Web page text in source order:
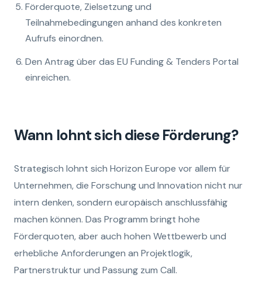
Förderquote, Zielsetzung und
Teilnahmebedingungen anhand des konkreten
Aufrufs einordnen.
Den Antrag über das EU Funding & Tenders Portal
einreichen.
Wann lohnt sich diese Förderung?
Strategisch lohnt sich Horizon Europe vor allem für
Unternehmen, die Forschung und Innovation nicht nur
intern denken, sondern europäisch anschlussfähig
machen können. Das Programm bringt hohe
Förderquoten, aber auch hohen Wettbewerb und
erhebliche Anforderungen an Projektlogik,
Partnerstruktur und Passung zum Call.